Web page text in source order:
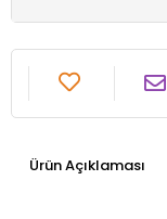
Ürün Açıklaması